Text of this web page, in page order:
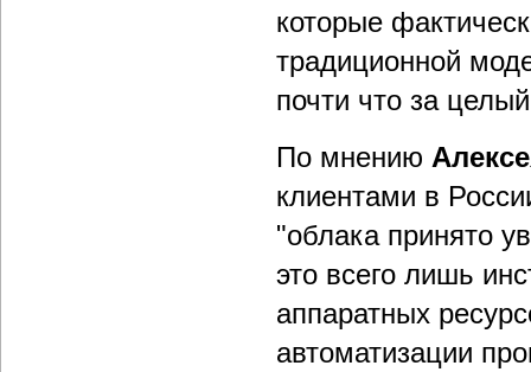
которые
традиционной
почти что за
По мнению
клиентами в
"облака принято
это всего лишь
аппаратных
автоматизации